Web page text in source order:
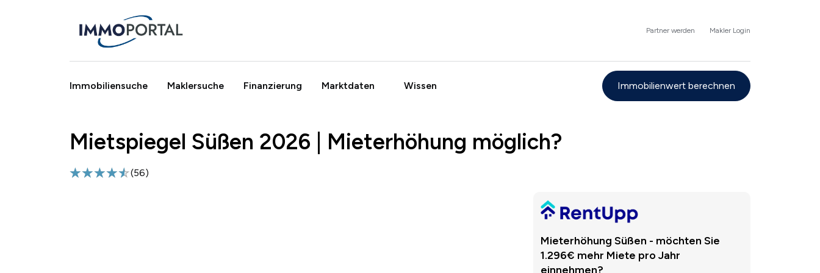
Partner werden Makler Login
Immobiliensuche Maklersuche Finanzierung Marktdaten Wissen Immobilienwert berechnen
Breadcrumb
Mietspiegel Süßen 2026 | Mieterhöhung möglich?
(56)
Mieterhöhung Süßen - möchten Sie
1.296€ mehr Miete pro Jahr
einnehmen?